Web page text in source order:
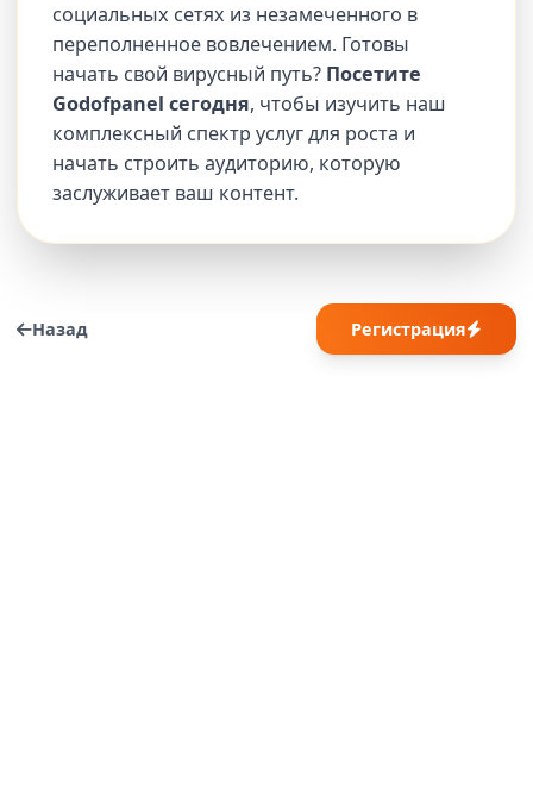
социальных сетях из незамеченного в
переполненное вовлечением. Готовы
начать свой вирусный путь? Посетите
Godofpanel сегодня, чтобы изучить наш
комплексный спектр услуг для роста и
начать строить аудиторию, которую
заслуживает ваш контент.
Назад Регистрация